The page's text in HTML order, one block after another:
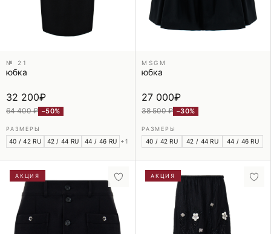
№ 21
юбка
32 200₽
64 400 ₽ −50%
РАЗМЕРЫ
40 / 42 RU 42 / 44 RU 44 / 46 RU +1
MSGM
юбка
27 000₽
38 500 ₽ −30%
РАЗМЕРЫ
40 / 42 RU 42 / 44 RU 44 / 46 RU
АКЦИЯ АКЦИЯ